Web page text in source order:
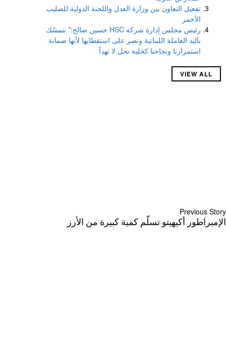
تفعيل التعاون بين وزارة العدل واللجنة الدولية للصليب
الأحمر
رئيس مجلس إدارة شركة HSC حسين صالح:* نتمسّك
باليد العاملة اللبنانية ونصر على استقطابها لأنها ضمانة
استمرارنا ونجاحنا كخلية نحل لا تهدأ
VIEW ALL
Previous Story
الإمبراطور أكيهيتو تسلّم كمية كبيرة من الأرز